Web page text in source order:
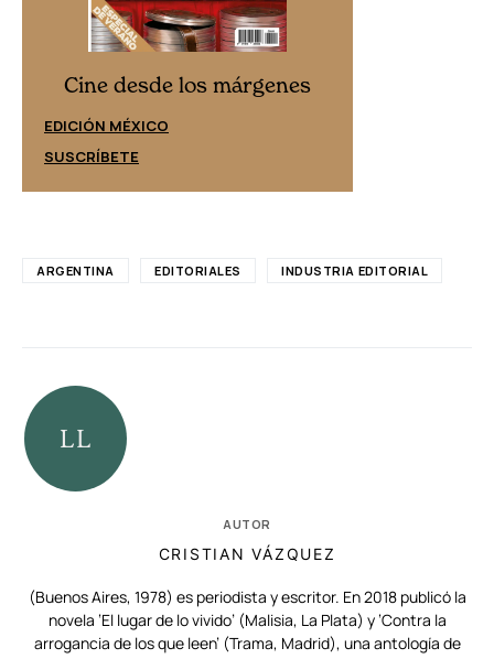
Cine desde los márgenes
EDICIÓN MÉXICO
SUSCRÍBETE
ARGENTINA EDITORIALES INDUSTRIA EDITORIAL
AUTOR
CRISTIAN VÁZQUEZ
(Buenos Aires, 1978) es periodista y escritor. En 2018 publicó la
novela ‘El lugar de lo vivido’ (Malisia, La Plata) y ‘Contra la
arrogancia de los que leen’ (Trama, Madrid), una antología de